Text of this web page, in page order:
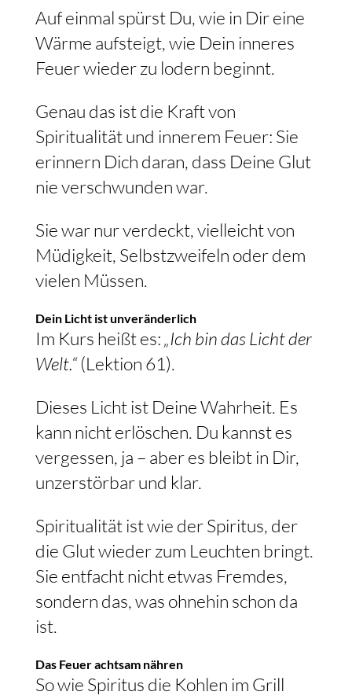
Auf einmal spürst Du, wie in Dir eine
Wärme aufsteigt, wie Dein inneres
Feuer wieder zu lodern beginnt.
Genau das ist die Kraft von
Spiritualität und innerem Feuer: Sie
erinnern Dich daran, dass Deine Glut
nie verschwunden war.
Sie war nur verdeckt, vielleicht von
Müdigkeit, Selbstzweifeln oder dem
vielen Müssen.
Dein Licht ist unveränderlich
Im Kurs heißt es:„Ich bin das Licht der
Welt.“(Lektion 61).
Dieses Licht ist Deine Wahrheit. Es
kann nicht erlöschen. Du kannst es
vergessen, ja – aber es bleibt in Dir,
unzerstörbar und klar.
Spiritualität ist wie der Spiritus, der
die Glut wieder zum Leuchten bringt.
Sie entfacht nicht etwas Fremdes,
sondern das, was ohnehin schon da
ist.
Das Feuer achtsam nähren
So wie Spiritus die Kohlen im Grill